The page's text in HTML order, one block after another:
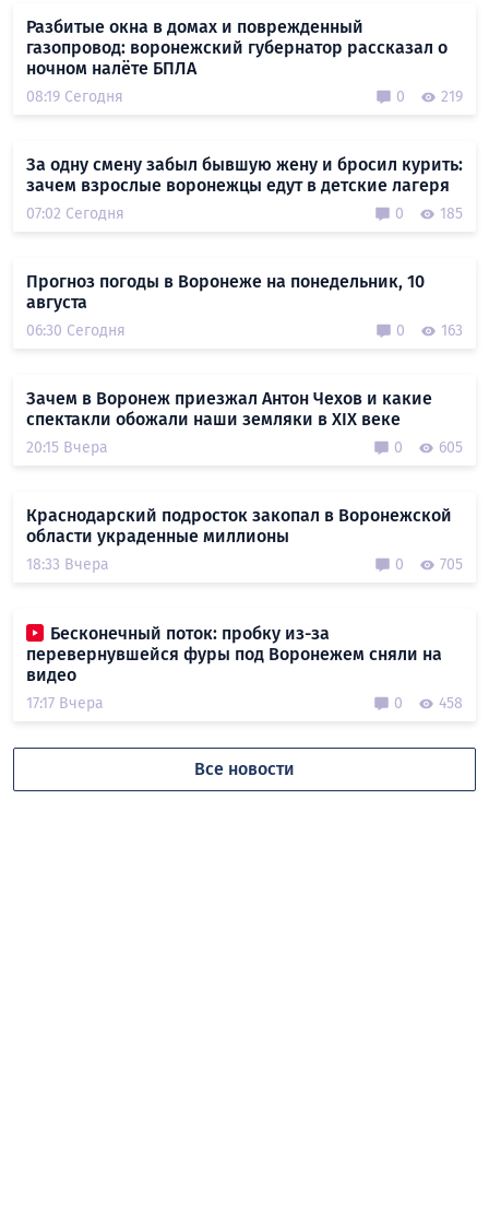
Разбитые окна в домах и поврежденный
газопровод: воронежский губернатор рассказал о
ночном налёте БПЛА
08:19 Сегодня 0 219
За одну смену забыл бывшую жену и бросил курить:
зачем взрослые воронежцы едут в детские лагеря
07:02 Сегодня 0 185
Прогноз погоды в Воронеже на понедельник, 10
августа
06:30 Сегодня 0 163
Зачем в Воронеж приезжал Антон Чехов и какие
спектакли обожали наши земляки в XIX веке
20:15 Вчера 0 605
Краснодарский подросток закопал в Воронежской
области украденные миллионы
18:33 Вчера 0 705
Бесконечный поток: пробку из-за
перевернувшейся фуры под Воронежем сняли на
видео
17:17 Вчера 0 458
Все новости